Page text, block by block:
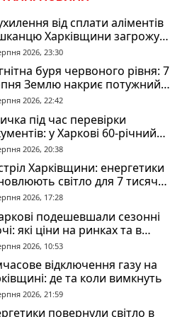
від сплати аліментів
Харківщини загрожує
років обмеження волі
2026, 23:30
буря червоного рівня: 7
Землю накриє потужний
шторм
2026, 22:42
під час перевірки
у Харкові 60-річний
постраждав у конфлікті з
2026, 20:38
Харківщини: енергетики
світло для 7 тисяч
2026, 17:28
подешевшали сезонні
які ціни на ринках та в
2026, 10:53
відключення газу на
де та коли вимкнуть
2026, 21:59
повернули світло в